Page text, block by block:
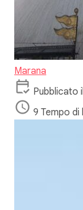
Marana
Pubblicato
9 Tempo di